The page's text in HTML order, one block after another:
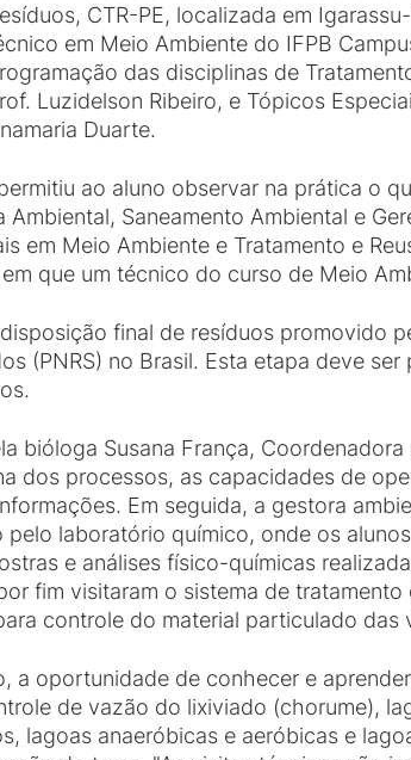
CTR-PE, localizada em
em Meio Ambiente do IFPB
das disciplinas de
Luzidelson Ribeiro, e Tópicos
Duarte.
ao aluno observar na prática o
Saneamento Ambiental e
em Meio Ambiente e Tratamento e
que um técnico do curso de Meio
final de resíduos promovido
(PNRS) no Brasil. Esta etapa deve
bióloga Susana França,
dos processos, as capacidades de
Em seguida, a gestora
laboratório químico, onde os
e análises físico-químicas
fim visitaram o sistema de
controle do material particulado das
a oportunidade de conhecer e
de vazão do lixiviado (chorume),
lagoas anaeróbicas e aeróbicas e